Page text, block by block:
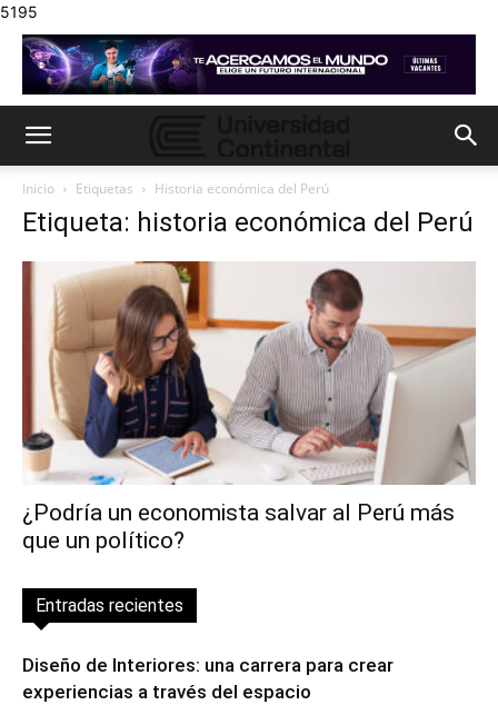
5195
Inicio Etiquetas Historia económica del Perú
Etiqueta: historia económica del Perú
¿Podría un economista salvar al Perú más
que un político?
Entradas recientes
Diseño de Interiores: una carrera para crear
experiencias a través del espacio